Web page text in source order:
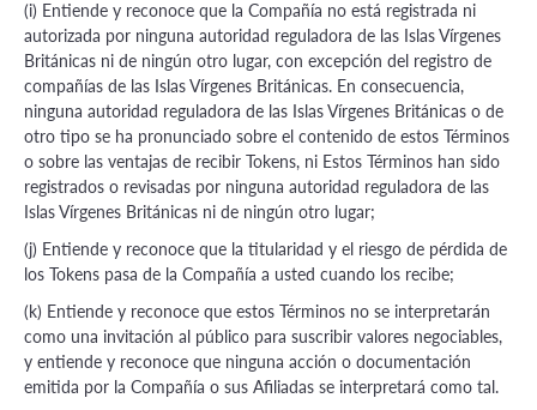
(i) Entiende y reconoce que la Compañía no está registrada ni
autorizada por ninguna autoridad reguladora de las Islas Vírgenes
Británicas ni de ningún otro lugar, con excepción del registro de
compañías de las Islas Vírgenes Británicas. En consecuencia,
ninguna autoridad reguladora de las Islas Vírgenes Británicas o de
otro tipo se ha pronunciado sobre el contenido de estos Términos
o sobre las ventajas de recibir Tokens, ni Estos Términos han sido
registrados o revisadas por ninguna autoridad reguladora de las
Islas Vírgenes Británicas ni de ningún otro lugar;
(j) Entiende y reconoce que la titularidad y el riesgo de pérdida de
los Tokens pasa de la Compañía a usted cuando los recibe;
(k) Entiende y reconoce que estos Términos no se interpretarán
como una invitación al público para suscribir valores negociables,
y entiende y reconoce que ninguna acción o documentación
emitida por la Compañía o sus Afiliadas se interpretará como tal.